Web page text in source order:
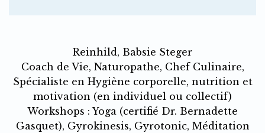
Reinhild, Babsie Steger
Coach de Vie, Naturopathe, Chef Culinaire,
Spécialiste en Hygiène corporelle, nutrition et
motivation (en individuel ou collectif)
Workshops : Yoga (certifié Dr. Bernadette
Gasquet), Gyrokinesis, Gyrotonic, Méditation